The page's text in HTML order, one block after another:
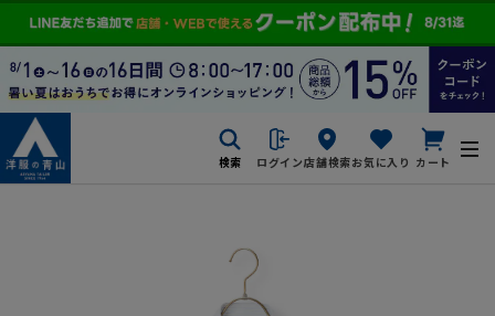
検索 ログイン店舗検索お気に入り カート